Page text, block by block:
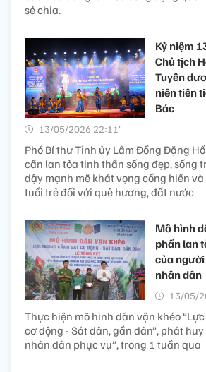
sẻ chia.
Kỷ niệm
Chủ tịch
Tuyên
niên tiên
Bác
13/05/2026 22:11’
Phó Bí thư Tỉnh ủy Lâm Đồng Đặng
cần lan tỏa tinh thần sống đẹp, sống
dậy mạnh mẽ khát vọng cống hiến
tuổi trẻ đối với quê hương, đất nước
Mô hình
phần lan
của người
nhân dân
13/05/
Thực hiện mô hình dân vận khéo
cơ động - Sát dân, gần dân”, phát
nhân dân phục vụ”, trong 1 tuần qua